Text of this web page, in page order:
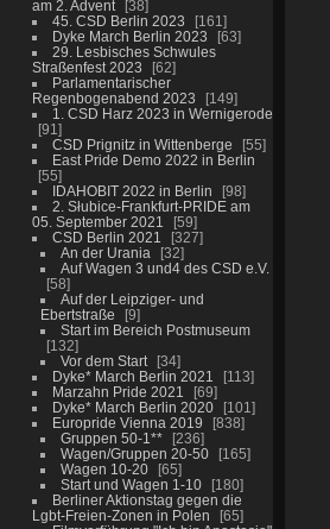
am 2. Advent
38
45. CSD Berlin 2023
161
Dyke March Berlin 2023
63
29. Lesbisches Schwules
Straßenfest 2023
62
Parlamentarischer
Regenbogenabend 2023
149
1. CSD Harz 2023 in Wernigerode
91
CSD Prignitz in Wittenberge
55
East Pride Demo 2022 in Berlin
55
IDAHOBIT 2022 in Berlin
98
2. Słubice-Frankfurt-PRIDE am
05. September 2021
59
CSD Berlin 2021
327
An der Urania
32
Auf Wagen 3 und4 des CSD e.V.
58
Auf der Leipziger- und
Ebertstraße
9
Start im Bereich Postmuseum
132
Vor dem Start
34
Dyke* March Berlin 2021
113
Marzahn Pride 2021
69
Dyke* March Berlin 2020
101
Europride Vienna 2019
838
Gruppen 50-1**
236
Wagen/Gruppen 20-50
165
Wagen 10-20
65
Start und Wagen 1-10
180
Berliner Aktionstag gegen die
Lgbt-Freien-Zonen in Polen
65